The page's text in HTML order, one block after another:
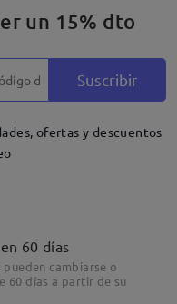
un 15% dto
Suscribir
ofertas y descuentos
60 días
cambiarse o
60 días a partir de su